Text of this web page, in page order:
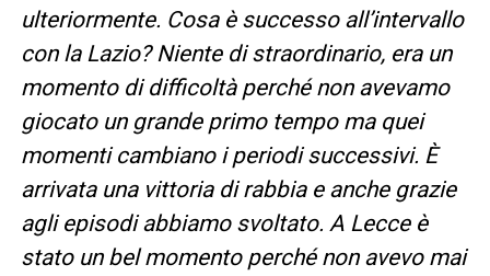
ulteriormente. Cosa è successo all’intervallo
con la Lazio? Niente di straordinario, era un
momento di difficoltà perché non avevamo
giocato un grande primo tempo ma quei
momenti cambiano i periodi successivi. È
arrivata una vittoria di rabbia e anche grazie
agli episodi abbiamo svoltato. A Lecce è
stato un bel momento perché non avevo mai